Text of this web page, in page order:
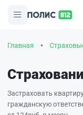
Главная
Застраховать
гражданскую